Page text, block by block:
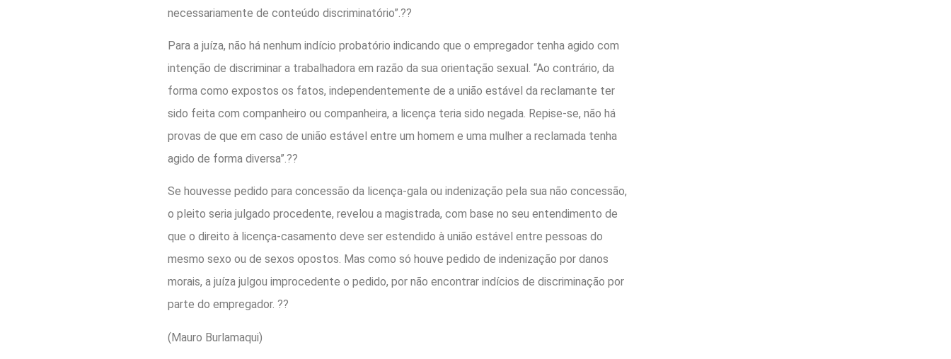
necessariamente de conteúdo discriminatório”.??
Para a juíza, não há nenhum indício probatório indicando que o empregador tenha agido com
intenção de discriminar a trabalhadora em razão da sua orientação sexual. “Ao contrário, da
forma como expostos os fatos, independentemente de a união estável da reclamante ter
sido feita com companheiro ou companheira, a licença teria sido negada. Repise-se, não há
provas de que em caso de união estável entre um homem e uma mulher a reclamada tenha
agido de forma diversa”.??
Se houvesse pedido para concessão da licença-gala ou indenização pela sua não concessão,
o pleito seria julgado procedente, revelou a magistrada, com base no seu entendimento de
que o direito à licença-casamento deve ser estendido à união estável entre pessoas do
mesmo sexo ou de sexos opostos. Mas como só houve pedido de indenização por danos
morais, a juíza julgou improcedente o pedido, por não encontrar indícios de discriminação por
parte do empregador. ??
(Mauro Burlamaqui)